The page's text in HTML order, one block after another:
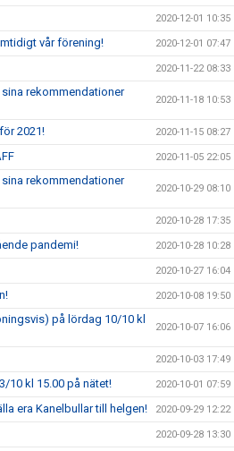
2020-12-01 10:35
vår förening! 2020-12-01 07:47
2020-11-22 08:33
rekommendationer
2020-11-18 10:53
2021! 2020-11-15 08:27
2020-11-05 22:05
rekommendationer
2020-10-29 08:10
2020-10-28 17:35
pandemi! 2020-10-28 10:28
2020-10-27 16:04
2020-10-08 19:50
på lördag 10/10 kl
2020-10-07 16:06
2020-10-03 17:49
10 kl 15.00 på nätet! 2020-10-01 07:59
era Kanelbullar till helgen! 2020-09-29 12:22
2020-09-28 13:30